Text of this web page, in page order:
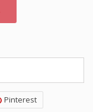
Pinterest